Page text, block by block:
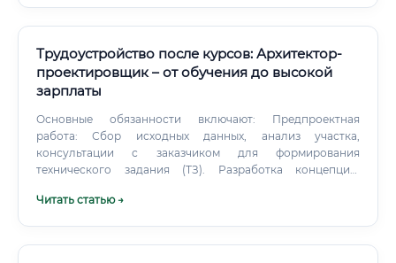
Трудоустройство после курсов: Архитектор-
проектировщик – от обучения до высокой
зарплаты
Основные обязанности включают: Предпроектная
работа: Сбор исходных данных, анализ участка,
консультации с заказчиком для формирования
технического задания (ТЗ). Разработка концепции:
основную идею, внешний вид, планировку и
Читать статью →